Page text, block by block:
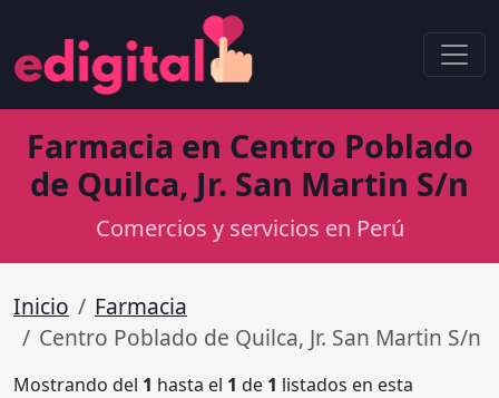
Farmacia en Centro Poblado
de Quilca, Jr. San Martin S/n
Comercios y servicios en Perú
Inicio
Farmacia
Centro Poblado de Quilca, Jr. San Martin S/n
Mostrando del 1 hasta el 1 de 1 listados en esta